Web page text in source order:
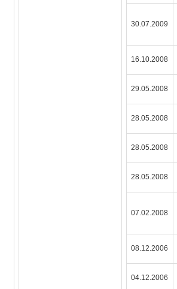
30.07.2009
16.10.2008
29.05.2008
28.05.2008
28.05.2008
28.05.2008
07.02.2008
08.12.2006
04.12.2006